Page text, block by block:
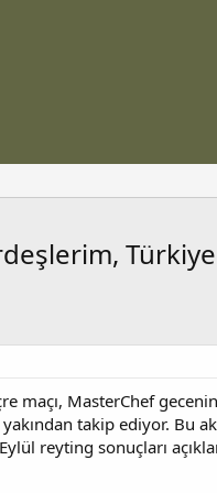
maçı, MasterChef
takip ediyor. Bu
reyting sonuçları